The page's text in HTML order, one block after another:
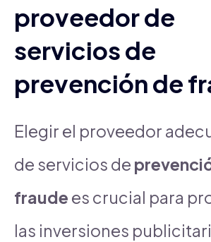
proveedor de
servicios de
prevención de
Elegir el proveedor
de servicios de
fraude es crucial para
las inversiones